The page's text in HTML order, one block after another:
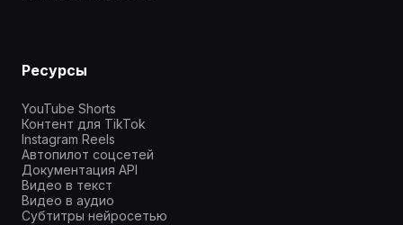
Ресурсы
YouTube Shorts
Контент для TikTok
Instagram Reels
Автопилот соцсетей
Документация API
Видео в текст
Видео в аудио
Субтитры нейросетью